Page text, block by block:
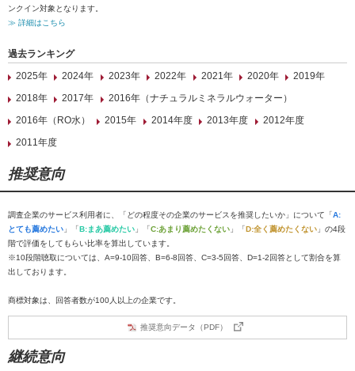
ンクイン対象となります。
≫ 詳細はこちら
過去ランキング
2025年
2024年 2023年 2022年 2021年 2020年
2019年
2018年
2017年
2016年（ナチュラルミネラルウォーター）
2016年（RO水）
2015年 2014年度 2013年度
2012年度
2011年度
推奨意向
調査企業のサービス利用者に、「どの程度その企業のサービスを推奨したいか」について「A:
とても薦めたい 」「B:まあ薦めたい 」「C:あまり薦めたくない 」「D:全く薦めたくない 」の4段
階で評価をしてもらい比率を算出しています。
※10段階聴取については、A=9-10回答、B=6-8回答、C=3-5回答、D=1-2回答として割合を算
出しております。
商標対象は、回答者数が100人以上の企業です。
推奨意向データ（PDF）
継続意向